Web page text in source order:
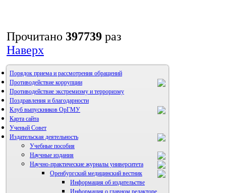
Прочитано 397739 раз
Наверх
Порядок приема и рассмотрения обращений
Противодействие коррупции
Противодействие экстремизму и терроризму
Поздравления и благодарности
Клуб выпускников ОрГМУ
Карта сайта
Ученый Совет
Издательская деятельность
Учебные пособия
Научные издания
Научно-практические журналы университета
Оренбургский медицинский вестник
Информация об издательстве
Информация о главном редакторе